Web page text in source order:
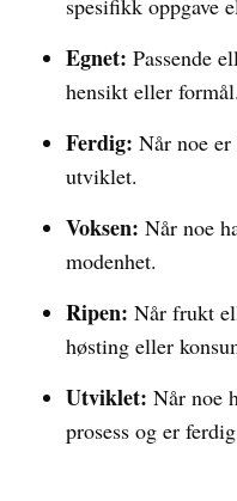
spesifikk oppgave
Egnet: Passende
hensikt eller formål.
Ferdig: Når noe
utviklet.
Voksen: Når noe
modenhet.
Ripen: Når frukt
høsting eller
Utviklet: Når noe
prosess og er